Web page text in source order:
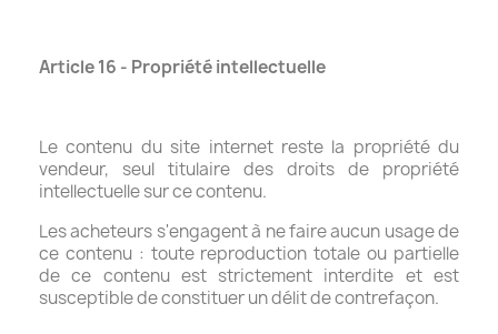
Article 16 - Propriété intellectuelle
Le contenu du site internet reste la propriété du
vendeur, seul titulaire des droits de propriété
intellectuelle sur ce contenu.
Les acheteurs s'engagent à ne faire aucun usage de
ce contenu : toute reproduction totale ou partielle
de ce contenu est strictement interdite et est
susceptible de constituer un délit de contrefaçon.